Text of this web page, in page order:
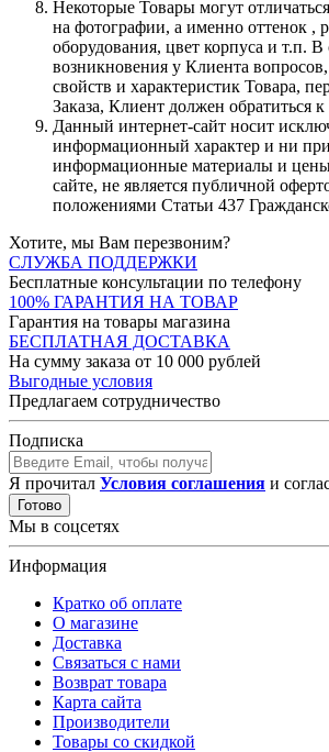
Некоторые Товары могут
на фотографии, а именно оттенок ,
оборудования, цвет корпуса и т.п. В
возникновения у Клиента
свойств и характеристик Товара,
Заказа, Клиент должен обратиться
Данный интернет-сайт носит
информационный характер и ни
информационные материалы и
сайте, не является публичной
положениями Статьи 437
Хотите, мы Вам перезвоним?
СЛУЖБА ПОДДЕРЖКИ
Бесплатные консультации по телефону
100% ГАРАНТИЯ НА ТОВАР
Гарантия на товары магазина
БЕСПЛАТНАЯ ДОСТАВКА
На сумму заказа от 10 000 рублей
Выгодные условия
Предлагаем сотрудничество
Подписка
Я прочитал Условия соглашения и
Готово
Мы в соцсетях
Информация
Кратко об оплате
О магазине
Доставка
Связаться с нами
Возврат товара
Карта сайта
Производители
Товары со скидкой